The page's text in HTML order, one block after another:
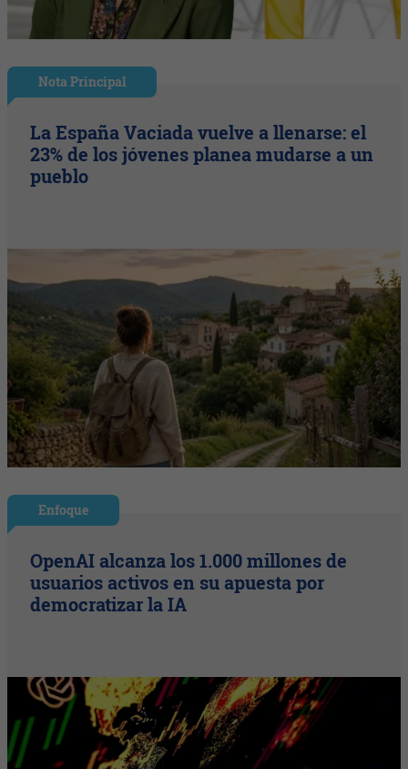
Nota Principal
La España Vaciada vuelve a llenarse: el
23% de los jóvenes planea mudarse a un
pueblo
Enfoque
OpenAI alcanza los 1.000 millones de
usuarios activos en su apuesta por
democratizar la IA